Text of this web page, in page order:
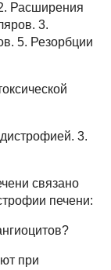
Расширения
3.
5. Резорбции
3.
связано
печени:
при